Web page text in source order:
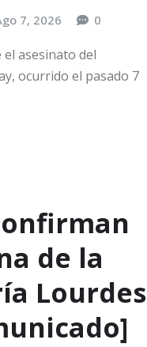
7, 2026 0
asesinato del
ocurrido el pasado 7
de la
Lourdes